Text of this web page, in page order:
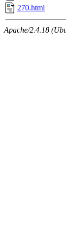
270.html
Apache/2.4.18